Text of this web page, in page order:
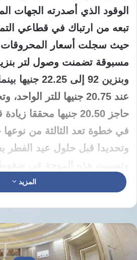
الوقود الذي أصدرته الجهات
تبعه من ارتباك في قطاعي
حيث سجلت أسعار المحروقات
عند 20.75 جنيها للتر
وتحديدا قبل حلول عيد الفطر
تكاليف النقل والإنتاج العام،
لم يتوقف عند حدود مشتقات
المزيد